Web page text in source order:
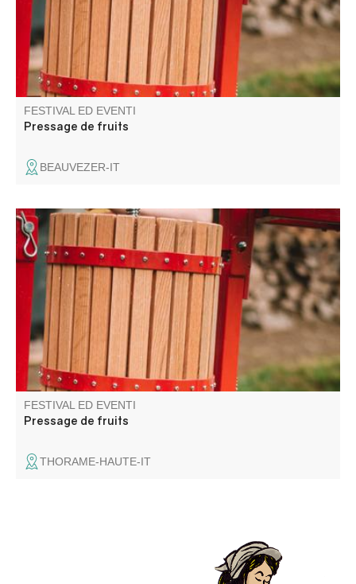
FESTIVAL ED EVENTI
Pressage de fruits
BEAUVEZER-IT
Une journée pour broyer, presser, pasteuriser, échanger,
et partager sans modération !
FESTIVAL ED EVENTI
Pressage de fruits
THORAME-HAUTE-IT